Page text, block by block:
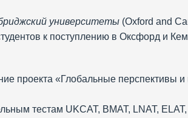
университеты (Oxford and
к поступлению в Оксфорд и
проекта «Глобальные перспективы и
тестам UKCAT, BMAT, LNAT,